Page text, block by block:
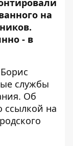
на
- в
службы
Об
ссылкой на